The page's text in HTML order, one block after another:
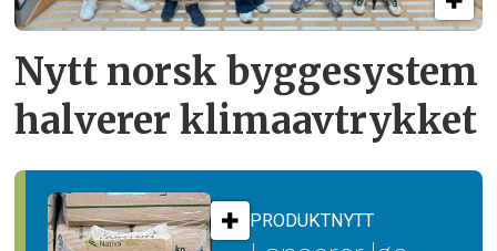
Nytt norsk byggesystem
halverer klimaavtrykket
PRODUKTNYTT